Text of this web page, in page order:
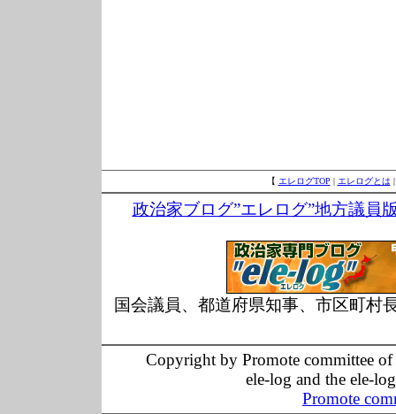
【 エレログTOP | エレログとは
政治家ブログ”エレログ”地方議員
国会議員、都道府県知事、市区町村
Copyright by Promote committee
ele-log and the ele-
Promote